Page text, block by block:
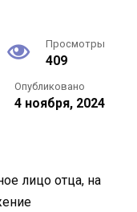
Просмотры
409
Опубликовано
4 ноября, 2024
лицо отца, на